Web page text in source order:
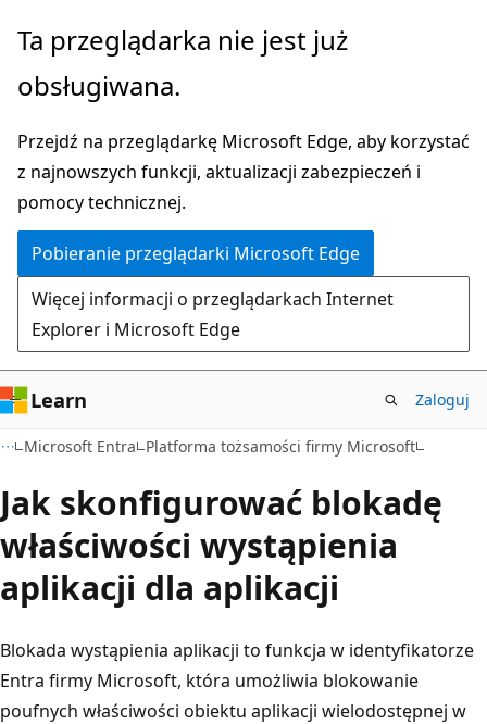
Przejdź
głównej
Ta przeglądarka nie jest już
obsługiwana.
Przejdź na przeglądarkę Microsoft Edge, aby korzystać
z najnowszych funkcji, aktualizacji zabezpieczeń i
pomocy technicznej.
Pobieranie przeglądarki Microsoft Edge
Więcej informacji o przeglądarkach Internet
Explorer i Microsoft Edge
Learn Zaloguj
Microsoft Entra Platforma tożsamości firmy Microsoft
Jak skonfigurować blokadę
właściwości wystąpienia
aplikacji dla aplikacji
Blokada wystąpienia aplikacji to funkcja w identyfikatorze
Entra firmy Microsoft, która umożliwia blokowanie
poufnych właściwości obiektu aplikacji wielodostępnej w